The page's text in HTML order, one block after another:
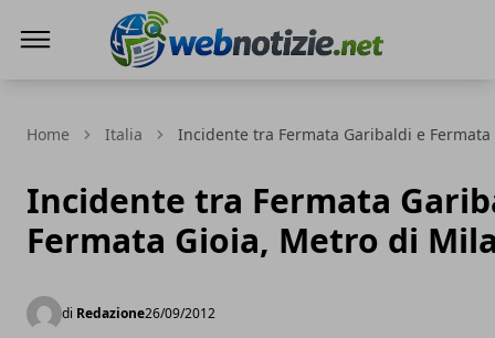
Home Italia Incidente tra Fermata Garibaldi e
Incidente tra Fermata
Fermata Gioia, Metro di
di Redazione26/09/2012